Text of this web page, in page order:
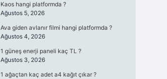
Kaos hangi platformda ?
Ağustos 5, 2026
Ava giden avlanır filmi hangi platformda ?
Ağustos 4, 2026
1 güneş enerji paneli kaç TL ?
Ağustos 3, 2026
1 ağaçtan kaç adet a4 kağıt çıkar ?